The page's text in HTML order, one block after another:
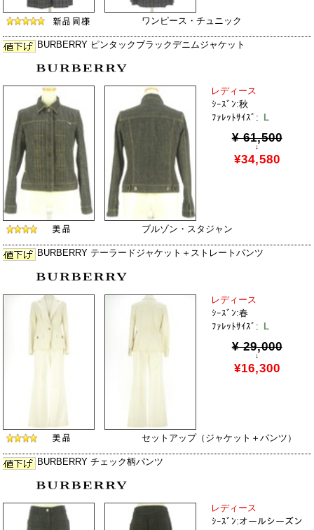
ワンピース・チュニック
BURBERRY ピンタックブラックデニムジャケット
レディース
ｼｰｽﾞﾝ:秋
ﾌｧﾚｯﾄｻｲｽﾞ:
L
¥ 61,500
↓
¥34,580
ブルゾン・スタジャン
BURBERRY テーラードジャケット＋ストレートパンツ
レディース
ｼｰｽﾞﾝ:春
ﾌｧﾚｯﾄｻｲｽﾞ: L
¥ 29,000
↓
¥16,300
セットアップ（ジャケット＋パンツ）
BURBERRY チェック柄パンツ
レディース
ｼｰｽﾞﾝ:オールシーズン